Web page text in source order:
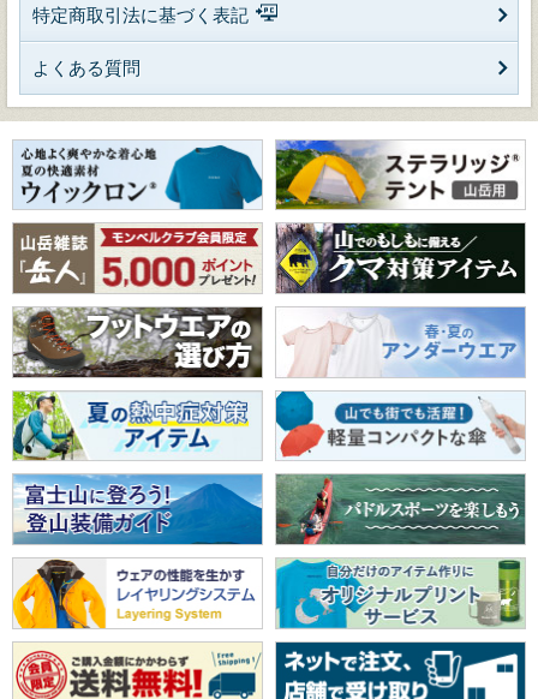
特定商取引法に基づく表記
よくある質問